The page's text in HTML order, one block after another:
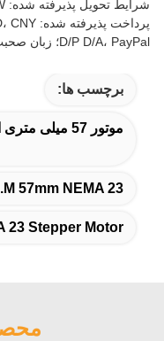
D/P D/A، PayPal؛ زبان صحبت شده: انگلیسی، چینی، ژاپنی
برچسب ها:
موتور 57 میلی متری اسپیپر,2.8A 1N.M 57mm NEMA 23,موتور 57mm NEMA 23 Stepper
57mm NEMA 23
23 Stepper Motor